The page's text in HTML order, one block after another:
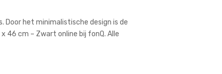
Door het minimalistische design is de
cm – Zwart online bij fonQ. Alle